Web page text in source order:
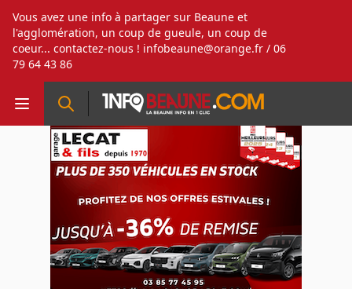
Vous avez une info à partager sur Beaune et
l'agglomération, un coup de gueule, un coup de
coeur... contactez-nous ! infobeaune@orange.fr / 06
79 64 43 86